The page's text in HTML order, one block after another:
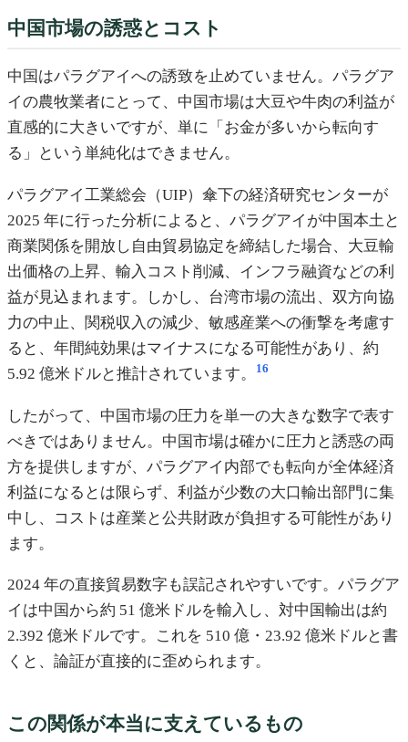
中国市場の誘惑とコスト
中国はパラグアイへの誘致を止めていません。パラグア
イの農牧業者にとって、中国市場は大豆や牛肉の利益が
直感的に大きいですが、単に「お金が多いから転向す
る」という単純化はできません。
パラグアイ工業総会（UIP）傘下の経済研究センターが
2025 年に行った分析によると、パラグアイが中国本土と
商業関係を開放し自由貿易協定を締結した場合、大豆輸
出価格の上昇、輸入コスト削減、インフラ融資などの利
益が見込まれます。しかし、台湾市場の流出、双方向協
力の中止、関税収入の減少、敏感産業への衝撃を考慮す
ると、年間純効果はマイナスになる可能性があり、約
5.92 億米ドルと推計されています。
16
したがって、中国市場の圧力を単一の大きな数字で表す
べきではありません。中国市場は確かに圧力と誘惑の両
方を提供しますが、パラグアイ内部でも転向が全体経済
利益になるとは限らず、利益が少数の大口輸出部門に集
中し、コストは産業と公共財政が負担する可能性があり
ます。
2024 年の直接貿易数字も誤記されやすいです。パラグア
イは中国から約 51 億米ドルを輸入し、対中国輸出は約
2.392 億米ドルです。これを 510 億・23.92 億米ドルと書
くと、論証が直接的に歪められます。
この関係が本当に支えているもの